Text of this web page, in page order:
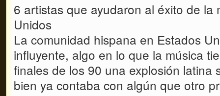
6 artistas que ayudaron al éxito de la
Unidos
La comunidad hispana en Estados
influyente, algo en lo que la música
finales de los 90 una explosión latina
bien ya contaba con algún que otro